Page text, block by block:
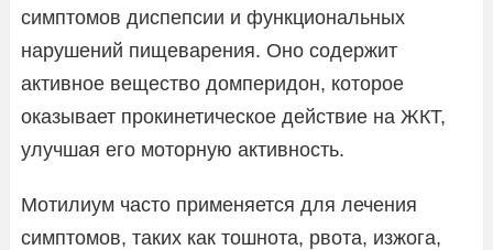
симптомов диспепсии и функциональных
нарушений пищеварения. Оно содержит
активное вещество домперидон, которое
оказывает прокинетическое действие на ЖКТ,
улучшая его моторную активность.
Мотилиум часто применяется для лечения
симптомов, таких как тошнота, рвота, изжога,